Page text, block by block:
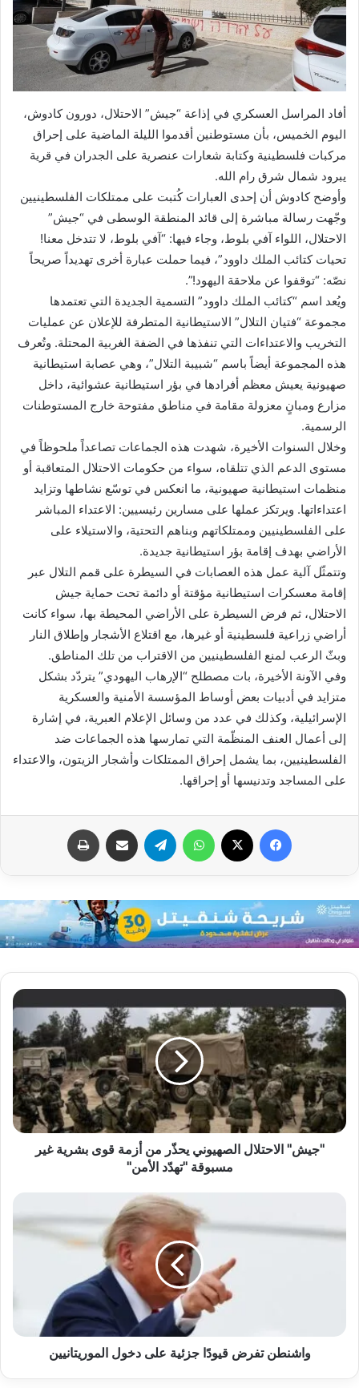
أفاد المراسل العسكري في إذاعة “جيش” الاحتلال، دورون كادوش،
اليوم الخميس، بأن مستوطنين أقدموا الليلة الماضية على إحراق
مركبات فلسطينية وكتابة شعارات عنصرية على الجدران في قرية
يبرود شمال شرق رام الله.
وأوضح كادوش أن إحدى العبارات كُتبت على ممتلكات الفلسطينيين
وجّهت رسالة مباشرة إلى قائد المنطقة الوسطى في “جيش”
الاحتلال، اللواء آفي بلوط، وجاء فيها: “آفي بلوط، لا تتدخل معنا!
تحيات كتائب الملك داوود”، فيما حملت عبارة أخرى تهديداً صريحاً
نصّه: “توقفوا عن ملاحقة اليهود!”.
ويُعد اسم “كتائب الملك داوود” التسمية الجديدة التي تعتمدها
مجموعة “فتيان التلال” الاستيطانية المتطرفة للإعلان عن عمليات
التخريب والاعتداءات التي تنفذها في الضفة الغربية المحتلة. وتُعرف
هذه المجموعة أيضاً باسم “شبيبة التلال”، وهي عصابة استيطانية
صهيونية يعيش معظم أفرادها في بؤر استيطانية عشوائية، داخل
مزارع ومبانٍ معزولة مقامة في مناطق مفتوحة خارج المستوطنات
الرسمية.
وخلال السنوات الأخيرة، شهدت هذه الجماعات تصاعداً ملحوظاً في
مستوى الدعم الذي تتلقاه، سواء من حكومات الاحتلال المتعاقبة أو
منظمات استيطانية صهيونية، ما انعكس في توسّع نشاطها وتزايد
اعتداءاتها. ويرتكز عملها على مسارين رئيسيين: الاعتداء المباشر
على الفلسطينيين وممتلكاتهم وبناهم التحتية، والاستيلاء على
الأراضي بهدف إقامة بؤر استيطانية جديدة.
وتتمثّل آلية عمل هذه العصابات في السيطرة على قمم التلال عبر
إقامة معسكرات استيطانية مؤقتة أو دائمة تحت حماية جيش
الاحتلال، ثم فرض السيطرة على الأراضي المحيطة بها، سواء كانت
أراضي زراعية فلسطينية أو غيرها، مع اقتلاع الأشجار وإطلاق النار
وبثّ الرعب لمنع الفلسطينيين من الاقتراب من تلك المناطق.
وفي الآونة الأخيرة، بات مصطلح “الإرهاب اليهودي” يتردّد بشكل
متزايد في أدبيات بعض أوساط المؤسسة الأمنية والعسكرية
الإسرائيلية، وكذلك في عدد من وسائل الإعلام العبرية، في إشارة
إلى أعمال العنف المنظّمة التي تمارسها هذه الجماعات ضد
الفلسطينيين، بما يشمل إحراق الممتلكات وأشجار الزيتون، والاعتداء
على المساجد وتدنيسها أو إحراقها.
فيسبوك واتساب تيلقرام مشاركة عبر البريد
"جيش" الاحتلال الصهيوني يحذّر من أزمة قوى بشرية غير
مسبوقة "تهدّد الأمن"
واشنطن تفرض قيودًا جزئية على دخول الموريتانيين